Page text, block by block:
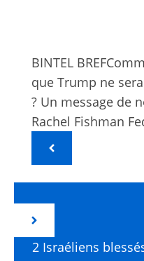
BINTEL
que Trump ne
? Un message de
Rachel Fishman
2 Israéliens